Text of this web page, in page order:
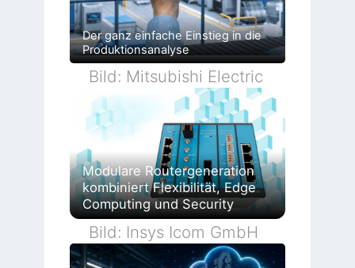
Der ganz einfache Einstieg in die
Produktionsanalyse
Bild: Mitsubishi Electric
Modulare Routergeneration
kombiniert Flexibilität, Edge
Computing und Security
Bild: Insys Icom GmbH